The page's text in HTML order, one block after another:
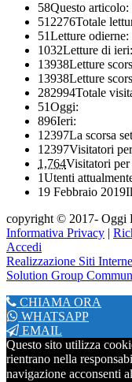
58Questo articolo:
512276Totale
51Letture odierne:
1032Letture di ieri:
13938Letture
13938Letture
282994Totale
51Oggi:
896Ieri:
12397La scorsa
12397Visitatori
1,764Visitatori
1Utenti
19 Febbraio 2019
copyright © 2017- Oggi
Informativa Privacy |
Accedi
Realizzazione Siti
Solution Group
CHIAMA ORA
WHATSAPP
EMAIL
Questo sito utilizza
rientrano nella
navigazione acconsenti